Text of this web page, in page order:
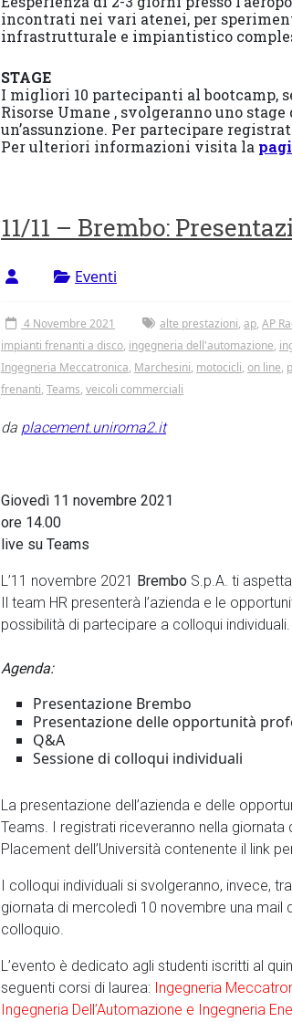
incontrati nei vari atenei, per
infrastrutturale e impiantistico
STAGE
I migliori 10 partecipanti al
Risorse Umane , svolgeranno uno
un’assunzione. Per partecipare
Per ulteriori informazioni visita la
11/11 – Brembo:
Eventi
4 Novembre 2021 alte prestazioni, ap, AP
impianti frenanti a disco, ingegneria dell'automazione,
Ingegneria Meccatronica, Marchesini, motocicli, on line,
frenanti, Teams, veicoli commerciali
da placement.uniroma2.it
Giovedì 11 novembre 2021
ore 14.00
live su Teams
L’11 novembre 2021 Brembo S.p.A. ti
Il team HR presenterà l’azienda e le
possibilità di partecipare a colloqui individuali.
Agenda:
Presentazione Brembo
Presentazione delle opportunità
Q&A
Sessione di colloqui individuali
La presentazione dell’azienda e delle
Teams. I registrati riceveranno nella
Placement dell’Università contenente il link
I colloqui individuali si svolgeranno, invece,
giornata di mercoledì 10 novembre una mail
colloquio.
L’evento è dedicato agli studenti iscritti al
seguenti corsi di laurea: Ingegneria
Ingegneria Dell’Automazione e Ingegneria